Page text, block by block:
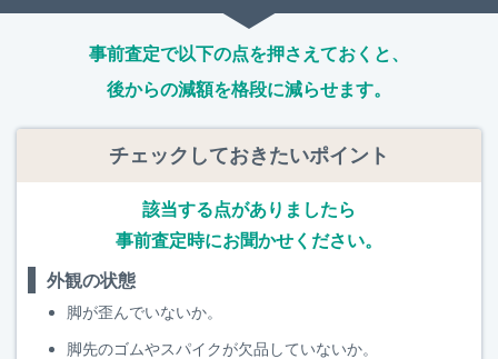
事前査定で以下の点を押さえておくと、
後からの減額を格段に減らせます。
チェックしておきたいポイント
該当する点がありましたら
事前査定時にお聞かせください。
外観の状態
脚が歪んでいないか。
脚先のゴムやスパイクが欠品していないか。